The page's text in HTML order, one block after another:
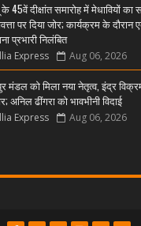
45वें दीक्षांत समारोह में मेधावियों का
पर दिया जोर; कार्यक्रम के दौरान
प्रभारी निलंबित
Express Aug 06, 2026
मंडल को मिला नया नेतृत्व, इंद्र
अनिल ढींगरा को भावभीनी विदाई
Express Aug 06, 2026